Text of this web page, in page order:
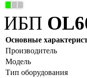
ИБП
Основные
Производитель
Модель
Тип оборудования